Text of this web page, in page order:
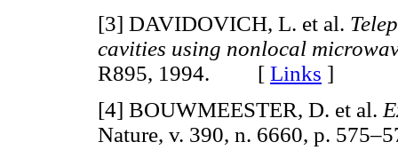
[3] DAVIDOVICH, L. et al.
cavities using nonlocal
R895, 1994. [ Links ]
[4] BOUWMEESTER, D. et al.
Nature, v. 390, n. 6660, p.